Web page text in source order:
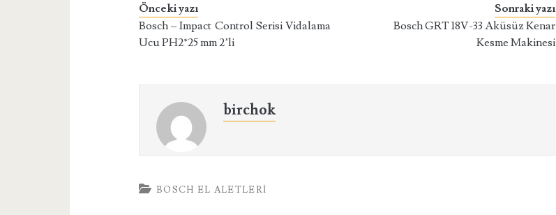
Önceki yazı
Bosch – Impact Control Serisi Vidalama
Ucu PH2*25 mm 2’li
Sonraki yazı
Bosch GRT 18V-33 Aküsüz Kenar
Kesme Makinesi
birchok
BOSCH EL ALETLERI